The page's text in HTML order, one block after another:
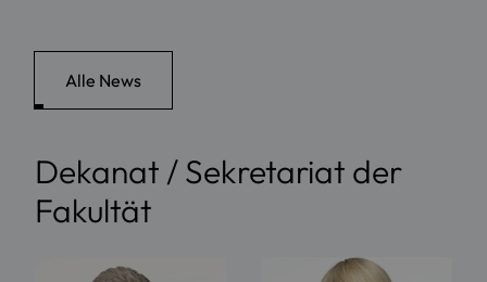
Alle News
Dekanat / Sekretariat der
Fakultät